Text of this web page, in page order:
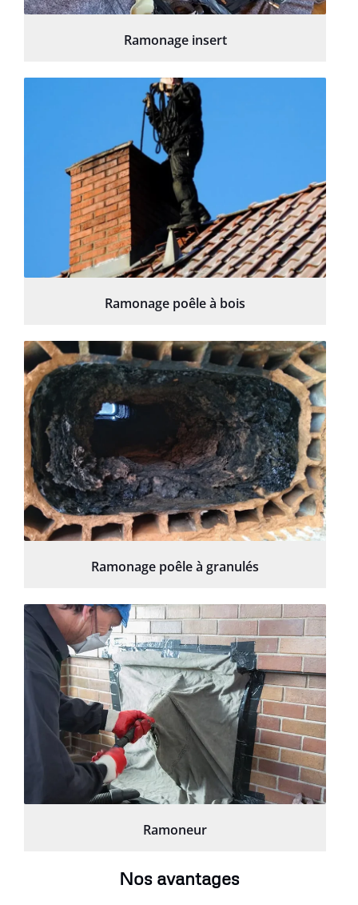
Ramonage insert
Ramonage poêle à bois
Ramonage poêle à granulés
Ramoneur
Nos avantages